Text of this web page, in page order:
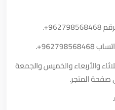
+962798568468
.
+962798568468
.
والأربعاء والخميس والجمعة
المتجر.